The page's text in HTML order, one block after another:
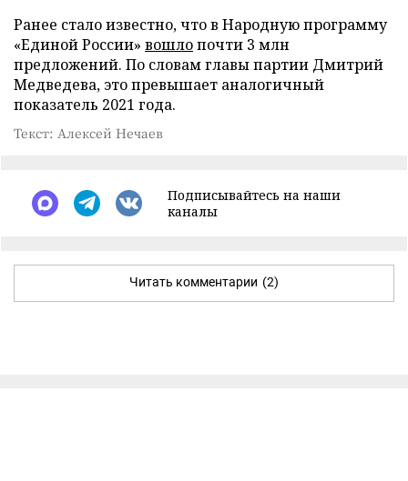
Ранее стало известно, что в Народную программу
«Единой России» вошлопочти 3 млн
предложений. По словам главы партии Дмитрий
Медведева, это превышает аналогичный
показатель 2021 года.
Текст: Алексей Нечаев
Подписывайтесь на наши
каналы
Читать комментарии (2)